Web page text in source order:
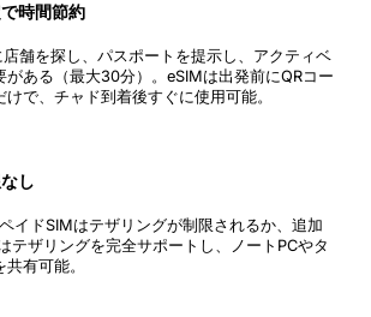
時間節約
舗を探し、パスポートを提示し、アクティベ
がある（最大30分）。eSIMは出発前にQRコー
けで、チャド到着後すぐに使用可能。
し
イドSIMはテザリングが制限されるか、追加
テザリングを完全サポートし、ノートPCやタ
有可能。